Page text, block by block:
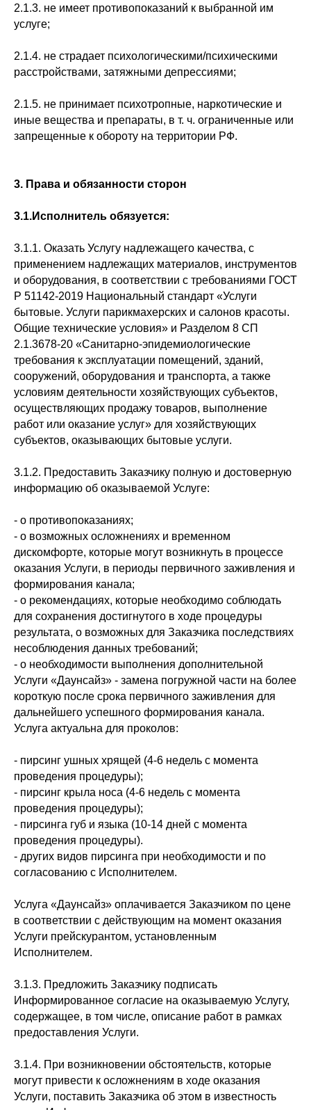
2.1.3. не имеет противопоказаний к выбранной им
услуге;
2.1.4. не страдает психологическими/психическими
расстройствами, затяжными депрессиями;
2.1.5. не принимает психотропные, наркотические и
иные вещества и препараты, в т. ч. ограниченные или
запрещенные к обороту на территории РФ.
3. Права и обязанности сторон
3.1.Исполнитель обязуется:
3.1.1. Оказать Услугу надлежащего качества, с
применением надлежащих материалов, инструментов
и оборудования, в соответствии с требованиями ГОСТ
Р 51142-2019 Национальный стандарт «Услуги
бытовые. Услуги парикмахерских и салонов красоты.
Общие технические условия» и Разделом 8 СП
2.1.3678-20 «Санитарно-эпидемиологические
требования к эксплуатации помещений, зданий,
сооружений, оборудования и транспорта, а также
условиям деятельности хозяйствующих субъектов,
осуществляющих продажу товаров, выполнение
работ или оказание услуг» для хозяйствующих
субъектов, оказывающих бытовые услуги.
3.1.2. Предоставить Заказчику полную и достоверную
информацию об оказываемой Услуге:
- о противопоказаниях;
- о возможных осложнениях и временном
дискомфорте, которые могут возникнуть в процессе
оказания Услуги, в периоды первичного заживления и
формирования канала;
- о рекомендациях, которые необходимо соблюдать
для сохранения достигнутого в ходе процедуры
результата, о возможных для Заказчика последствиях
несоблюдения данных требований;
- о необходимости выполнения дополнительной
Услуги «Даунсайз» - замена погружной части на более
короткую после срока первичного заживления для
дальнейшего успешного формирования канала.
Услуга актуальна для проколов:
- пирсинг ушных хрящей (4-6 недель с момента
проведения процедуры);
- пирсинг крыла носа (4-6 недель с момента
проведения процедуры);
- пирсинга губ и языка (10-14 дней с момента
проведения процедуры).
- других видов пирсинга при необходимости и по
согласованию с Исполнителем.
Услуга «Даунсайз» оплачивается Заказчиком по цене
в соответствии с действующим на момент оказания
Услуги прейскурантом, установленным
Исполнителем.
3.1.3. Предложить Заказчику подписать
Информированное согласие на оказываемую Услугу,
содержащее, в том числе, описание работ в рамках
предоставления Услуги.
3.1.4. При возникновении обстоятельств, которые
могут привести к осложнениям в ходе оказания
Услуги, поставить Заказчика об этом в известность